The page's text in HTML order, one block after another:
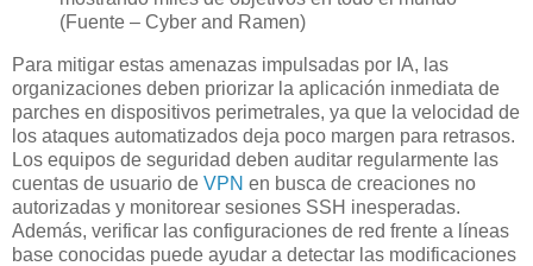
(Fuente – Cyber and Ramen)
Para mitigar estas amenazas impulsadas por IA, las
organizaciones deben priorizar la aplicación inmediata de
parches en dispositivos perimetrales, ya que la velocidad de
los ataques automatizados deja poco margen para retrasos.
Los equipos de seguridad deben auditar regularmente las
cuentas de usuario de VPN en busca de creaciones no
autorizadas y monitorear sesiones SSH inesperadas.
Además, verificar las configuraciones de red frente a líneas
base conocidas puede ayudar a detectar las modificaciones